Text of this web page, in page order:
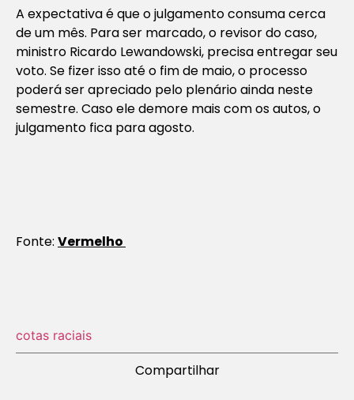
A expectativa é que o julgamento consuma cerca
de um mês. Para ser marcado, o revisor do caso,
ministro Ricardo Lewandowski, precisa entregar seu
voto. Se fizer isso até o fim de maio, o processo
poderá ser apreciado pelo plenário ainda neste
semestre. Caso ele demore mais com os autos, o
julgamento fica para agosto.
Fonte: Vermelho
cotas raciais
Compartilhar